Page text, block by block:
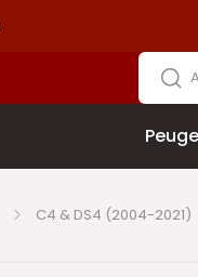
C4 & DS4 (2004-2021)